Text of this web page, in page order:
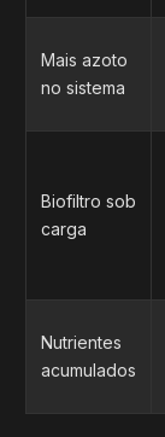
Mais azoto
no sistema
Biofiltro sob
carga
Nutrientes
acumulados